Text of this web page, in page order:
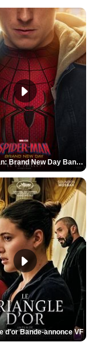
Spider-Man: Brand New Day Bande-annonce VO STFR
d'or Bande-annonce VF